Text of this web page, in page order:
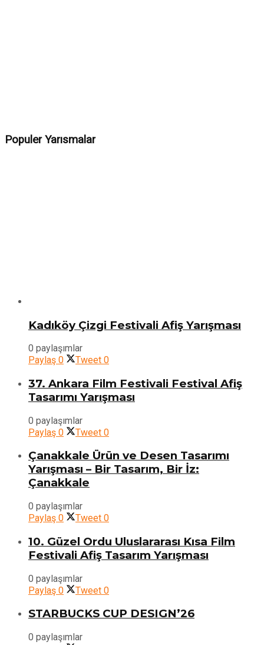
Populer Yarısmalar
Kadıköy Çizgi Festivali Afiş Yarışması
0 paylaşımlar
Paylaş 0 Tweet 0
37. Ankara Film Festivali Festival Afiş
Tasarımı Yarışması
0 paylaşımlar
Paylaş 0 Tweet 0
Çanakkale Ürün ve Desen Tasarımı
Yarışması – Bir Tasarım, Bir İz:
Çanakkale
0 paylaşımlar
Paylaş 0 Tweet 0
10. Güzel Ordu Uluslararası Kısa Film
Festivali Afiş Tasarım Yarışması
0 paylaşımlar
Paylaş 0 Tweet 0
STARBUCKS CUP DESIGN’26
0 paylaşımlar